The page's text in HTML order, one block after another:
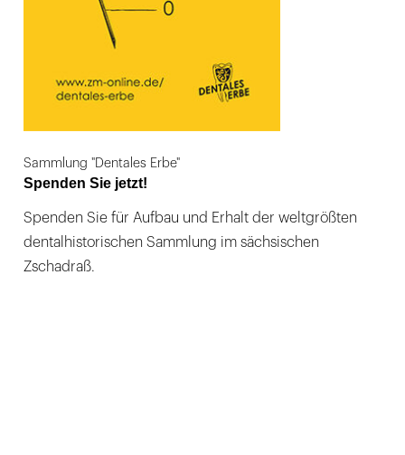
Sammlung "Dentales Erbe"
Spenden Sie jetzt!
Spenden Sie für Aufbau und Erhalt der weltgrößten
dentalhistorischen Sammlung im sächsischen
Zschadraß.